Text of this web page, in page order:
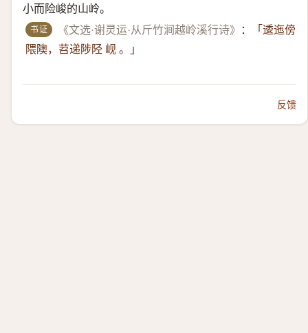
小而险峻的山岭。
书证 《文选·谢灵运·从斤竹涧越岭溪行诗》 ：
「逶迤傍
隈隩，苕递陟陉 岘 。」
反馈